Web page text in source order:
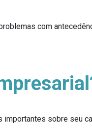
com
sobre seu